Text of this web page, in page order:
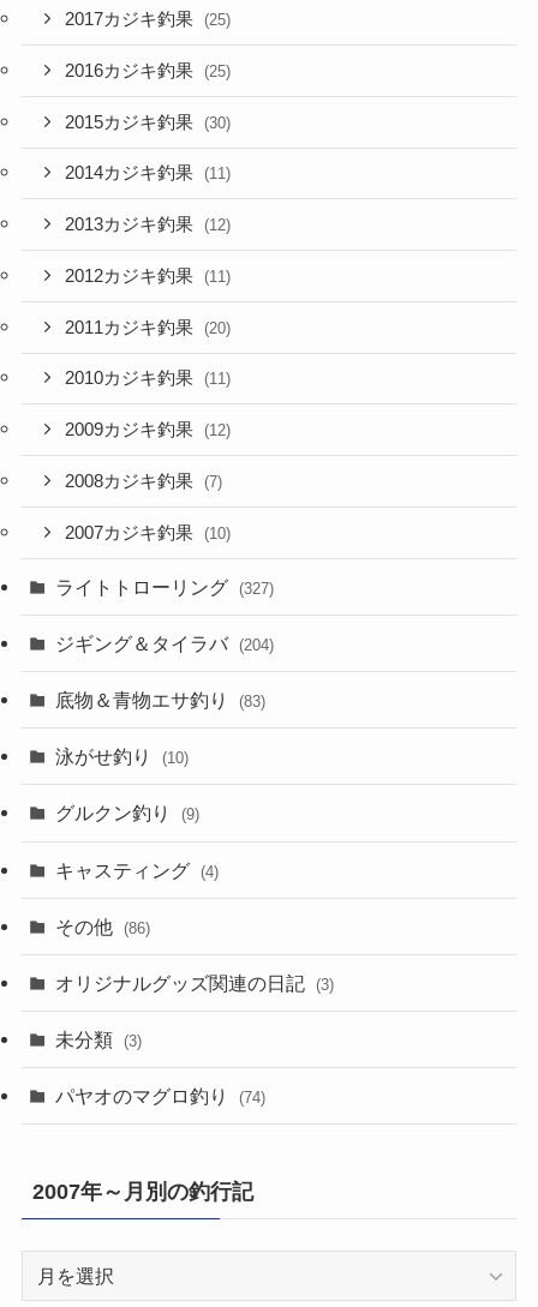
2017カジキ釣果 (25)
2016カジキ釣果 (25)
2015カジキ釣果 (30)
2014カジキ釣果 (11)
2013カジキ釣果 (12)
2012カジキ釣果 (11)
2011カジキ釣果 (20)
2010カジキ釣果 (11)
2009カジキ釣果 (12)
2008カジキ釣果 (7)
2007カジキ釣果 (10)
ライトトローリング (327)
ジギング＆タイラバ (204)
底物＆青物エサ釣り (83)
泳がせ釣り (10)
グルクン釣り (9)
キャスティング (4)
その他 (86)
オリジナルグッズ関連の日記 (3)
未分類 (3)
パヤオのマグロ釣り (74)
2007年～月別の釣行記
2007